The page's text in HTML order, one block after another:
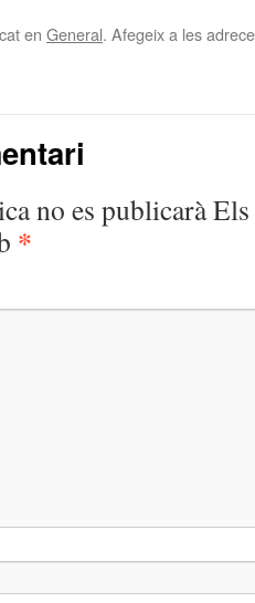
en General. Afegeix a les
no es publicaràEls
*